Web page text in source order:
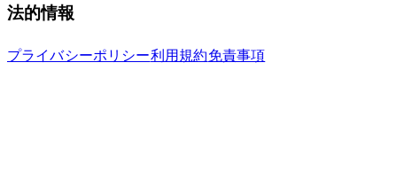
法的情報
プライバシーポリシー利用規約免責事項